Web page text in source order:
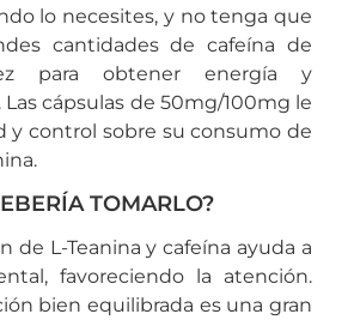
lo necesites, y no tenga que
cantidades de cafeína de
para obtener energía y
cápsulas de 50mg/100mg le
y control sobre su consumo de
TOMARLO?
de L-Teanina y cafeína ayuda a
favoreciendo la atención.
bien equilibrada es una gran